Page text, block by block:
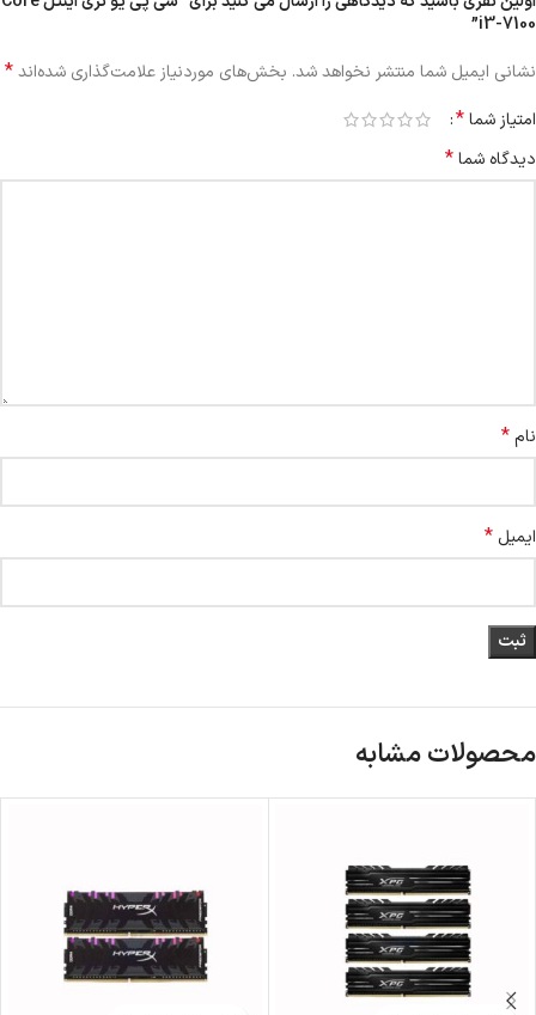
i3-7100”
نشانی ایمیل شما منتشر نخواهد شد. بخش‌های موردنیاز علامت‌گذاری شده‌اند*
امتیاز شما*
دیدگاه شما*
نام*
ایمیل *
محصولات مشابه